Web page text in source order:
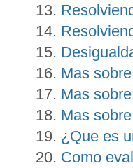
Mas
Mas
Mas
¿Que es
Como